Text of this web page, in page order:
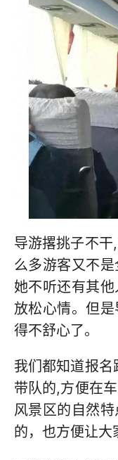
导游撂挑子不
么多游客又不是
她不听还有其
放松心情。但
得不舒心了。
我们都知道报
带队的,方便在
风景区的自然
的，也方便让大